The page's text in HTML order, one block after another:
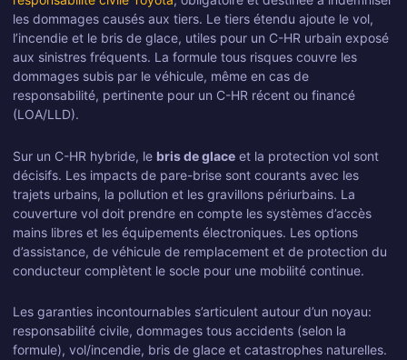
les dommages causés aux tiers. Le tiers étendu ajoute le vol,
l’incendie et le bris de glace, utiles pour un C-HR urbain exposé
aux sinistres fréquents. La formule tous risques couvre les
dommages subis par le véhicule, même en cas de
responsabilité, pertinente pour un C-HR récent ou financé
(LOA/LLD).
Sur un C-HR hybride, le bris de glace et la protection vol sont
décisifs. Les impacts de pare-brise sont courants avec les
trajets urbains, la pollution et les gravillons périurbains. La
couverture vol doit prendre en compte les systèmes d’accès
mains libres et les équipements électroniques. Les options
d’assistance, de véhicule de remplacement et de protection du
conducteur complètent le socle pour une mobilité continue.
Les garanties incontournables s’articulent autour d’un noyau:
responsabilité civile, dommages tous accidents (selon la
formule), vol/incendie, bris de glace et catastrophes naturelles.